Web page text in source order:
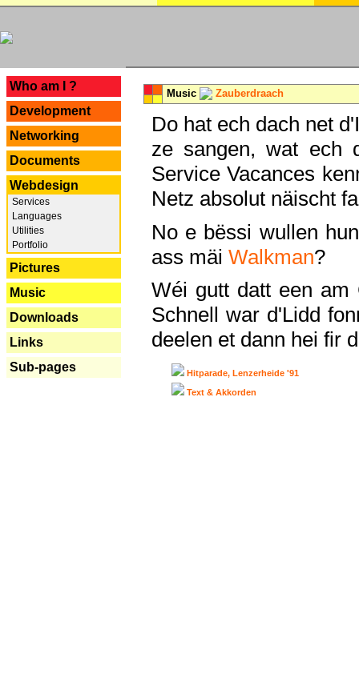
Who am I ?
Development
Networking
Documents
Webdesign
Services
Languages
Utilities
Portfolio
Pictures
Music
Downloads
Links
Sub-pages
Music Zauberdraach
Do hat ech dach net
ze sangen, wat ech
Service Vacances
Netz absolut näischt
No e bëssi wullen
ass mäi Walkman?
Wéi gutt datt een am
Schnell war d'Lidd
deelen et dann hei fir
Hitparade, Lenzerheide '91
Text & Akkorden